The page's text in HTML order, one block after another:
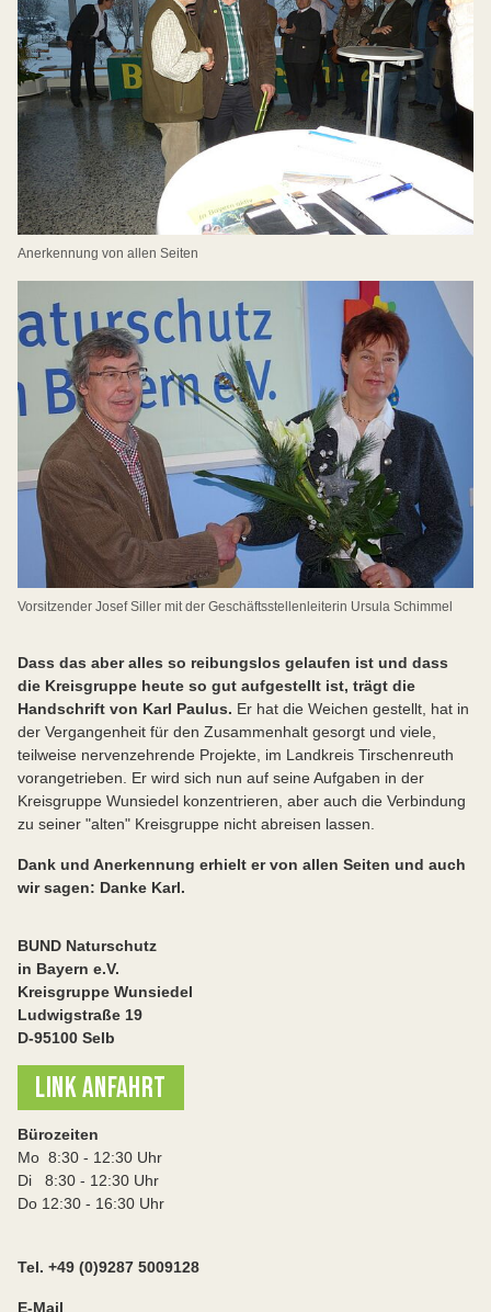
Anerkennung von allen Seiten
Vorsitzender Josef Siller mit der Geschäftsstellenleiterin Ursula Schimmel
Dass das aber alles so reibungslos gelaufen ist und dass
die Kreisgruppe heute so gut aufgestellt ist, trägt die
Handschrift von Karl Paulus. Er hat die Weichen gestellt, hat in
der Vergangenheit für den Zusammenhalt gesorgt und viele,
teilweise nervenzehrende Projekte, im Landkreis Tirschenreuth
vorangetrieben. Er wird sich nun auf seine Aufgaben in der
Kreisgruppe Wunsiedel konzentrieren, aber auch die Verbindung
zu seiner "alten" Kreisgruppe nicht abreisen lassen.
Dank und Anerkennung erhielt er von allen Seiten und auch
wir sagen: Danke Karl.
BUND Naturschutz
in Bayern e.V.
Kreisgruppe Wunsiedel
Ludwigstraße 19
D-95100 Selb
LINK ANFAHRT
Bürozeiten
Mo 8:30 - 12:30 Uhr
Di 8:30 - 12:30 Uhr
Do 12:30 - 16:30 Uhr
Tel. +49 (0)9287 5009128
E-Mail